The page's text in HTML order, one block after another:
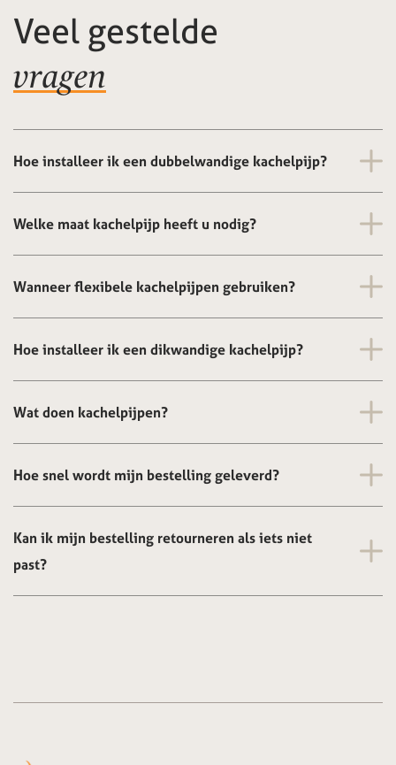
Veel gestelde
vragen
Hoe installeer ik een dubbelwandige kachelpijp?
Welke maat kachelpijp heeft u nodig?
Wanneer flexibele kachelpijpen gebruiken?
Hoe installeer ik een dikwandige kachelpijp?
Wat doen kachelpijpen?
Hoe snel wordt mijn bestelling geleverd?
Kan ik mijn bestelling retourneren als iets niet
past?